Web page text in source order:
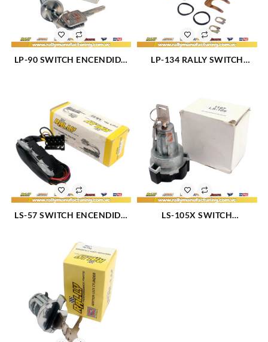
LP-90 SWITCH ENCENDIDO
LP-134 RALLY SWITCH
LS-57 SWITCH ENCENDIDO
LS-105X SWITCH